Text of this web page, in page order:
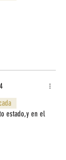
estado,y en el